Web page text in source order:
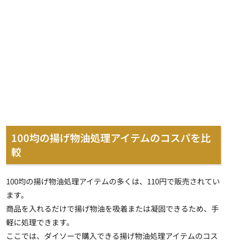
100均の揚げ物油処理アイテムのコスパを比
較
100均の揚げ物油処理アイテムの多くは、110円で販売されてい
ます。
商品を入れるだけで揚げ物油を吸着または凝固できるため、手
軽に処理できます。
ここでは、ダイソーで購入できる揚げ物油処理アイテムのコス